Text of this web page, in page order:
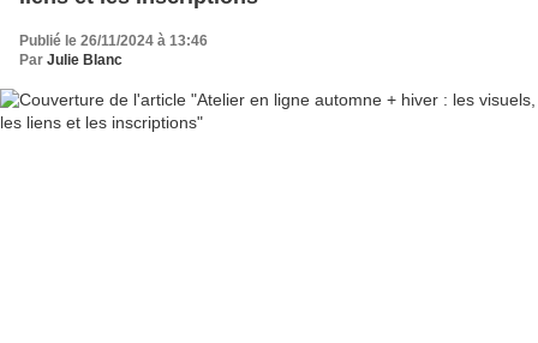
Publié le 26/11/2024 à 13:46
Par Julie Blanc